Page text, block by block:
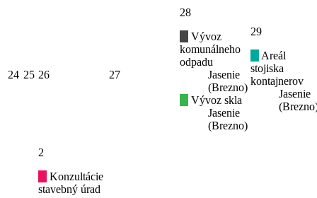
24 25 26 27
28
Vývoz
komunálneho
odpadu
Jasenie
(Brezno)
Vývoz skla
Jasenie
(Brezno)
29
Areál
stojiska
kontajnerov
Jasenie
2
Konzultácie
stavebný úrad